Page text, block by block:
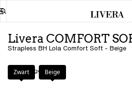
Livera COMFORT
Strapless BH Lola Comfort Soft - Beige
Kleur: Beige
Zwart Beige